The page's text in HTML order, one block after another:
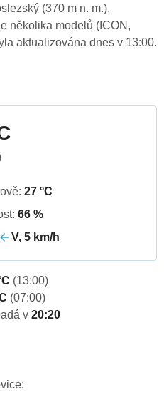
(370 m n. m.).
několika modelů (ICON,
aktualizována dnes v 13:00.
27 °C
66 %
V, 5 km/h
(13:00)
(07:00)
v 20:20